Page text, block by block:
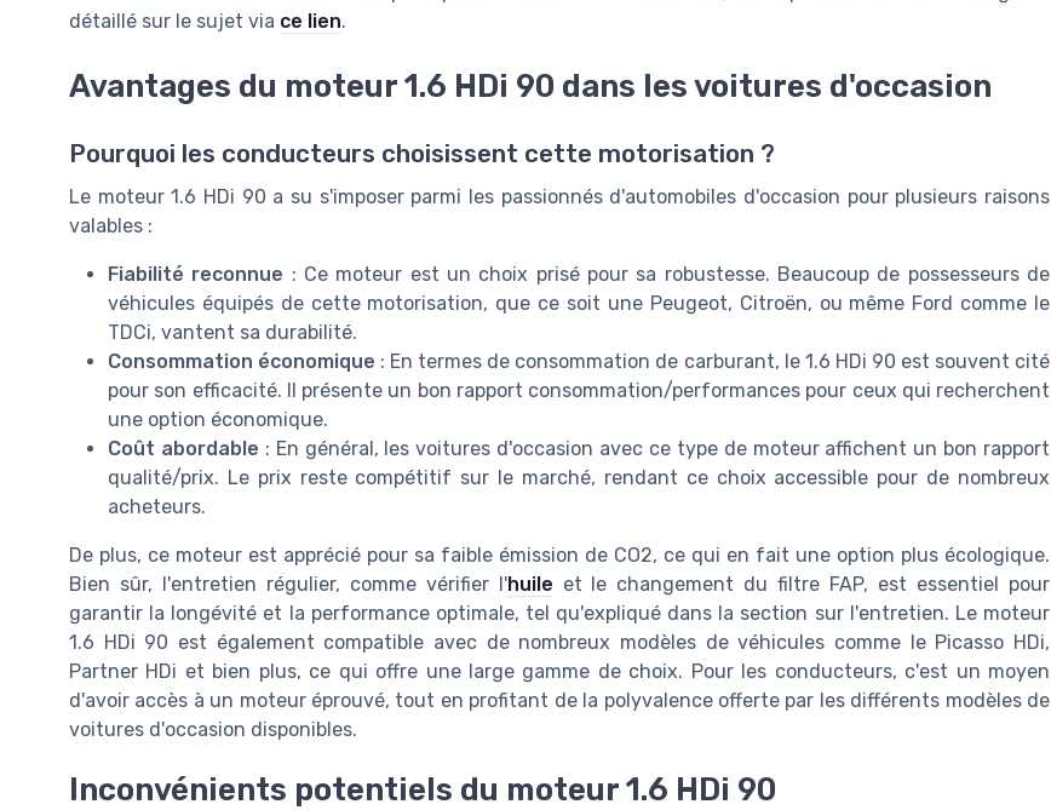
détaillé sur le sujet via ce lien.
Avantages du moteur 1.6 HDi 90 dans les voitures d'occasion
Pourquoi les conducteurs choisissent cette motorisation ?
Le moteur 1.6 HDi 90 a su s'imposer parmi les passionnés d'automobiles d'occasion pour plusieurs raisons
valables :
Fiabilité reconnue : Ce moteur est un choix prisé pour sa robustesse. Beaucoup de possesseurs de
véhicules équipés de cette motorisation, que ce soit une Peugeot, Citroën, ou même Ford comme le
TDCi, vantent sa durabilité.
Consommation économique : En termes de consommation de carburant, le 1.6 HDi 90 est souvent cité
pour son efficacité. Il présente un bon rapport consommation/performances pour ceux qui recherchent
une option économique.
Coût abordable : En général, les voitures d'occasion avec ce type de moteur affichent un bon rapport
qualité/prix. Le prix reste compétitif sur le marché, rendant ce choix accessible pour de nombreux
acheteurs.
De plus, ce moteur est apprécié pour sa faible émission de CO2, ce qui en fait une option plus écologique.
Bien sûr, l'entretien régulier, comme vérifier l'huile et le changement du filtre FAP, est essentiel pour
garantir la longévité et la performance optimale, tel qu'expliqué dans la section sur l'entretien. Le moteur
1.6 HDi 90 est également compatible avec de nombreux modèles de véhicules comme le Picasso HDi,
Partner HDi et bien plus, ce qui offre une large gamme de choix. Pour les conducteurs, c'est un moyen
d'avoir accès à un moteur éprouvé, tout en profitant de la polyvalence offerte par les différents modèles de
voitures d'occasion disponibles.
Inconvénients potentiels du moteur 1.6 HDi 90